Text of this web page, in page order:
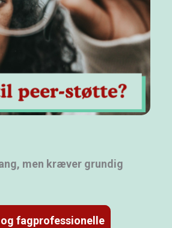
men kræver grundig
fagprofessionelle